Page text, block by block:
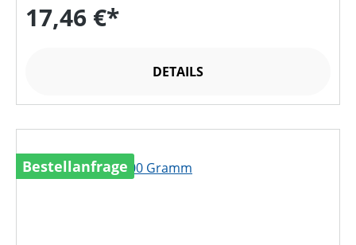
17,46 €*
DETAILS
Bestellanfrage